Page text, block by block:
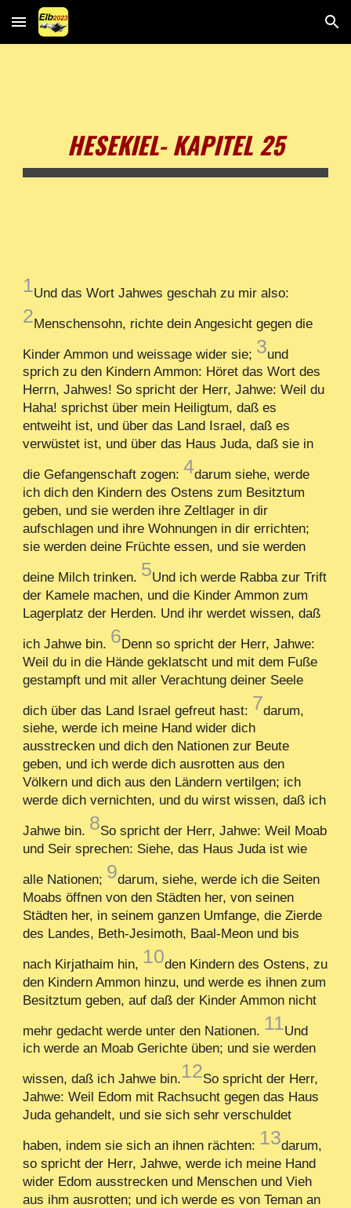
Skip to main content Skip to navigation
HESEKIEL- KAPITEL 25
1Und das Wort Jahwes geschah zu mir also:
2Menschensohn, richte dein Angesicht gegen die
Kinder Ammon und weissage wider sie; 3und
sprich zu den Kindern Ammon: Höret das Wort des
Herrn, Jahwes! So spricht der Herr, Jahwe: Weil du
Haha! sprichst über mein Heiligtum, daß es
entweiht ist, und über das Land Israel, daß es
verwüstet ist, und über das Haus Juda, daß sie in
die Gefangenschaft zogen:4darum siehe, werde
ich dich den Kindern des Ostens zum Besitztum
geben, und sie werden ihre Zeltlager in dir
aufschlagen und ihre Wohnungen in dir errichten;
sie werden deine Früchte essen, und sie werden
deine Milch trinken. 5Und ich werde Rabba zur Trift
der Kamele machen, und die Kinder Ammon zum
Lagerplatz der Herden. Und ihr werdet wissen, daß
ich Jahwe bin. 6Denn so spricht der Herr, Jahwe:
Weil du in die Hände geklatscht und mit dem Fuße
gestampft und mit aller Verachtung deiner Seele
dich über das Land Israel gefreut hast: 7darum,
siehe, werde ich meine Hand wider dich
ausstrecken und dich den Nationen zur Beute
geben, und ich werde dich ausrotten aus den
Völkern und dich aus den Ländern vertilgen; ich
werde dich vernichten, und du wirst wissen, daß ich
Jahwe bin. 8So spricht der Herr, Jahwe: Weil Moab
und Seir sprechen: Siehe, das Haus Juda ist wie
alle Nationen; 9darum, siehe, werde ich die Seiten
Moabs öffnen von den Städten her, von seinen
Städten her, in seinem ganzen Umfange, die Zierde
des Landes, Beth-Jesimoth, Baal-Meon und bis
nach Kirjathaim hin, 10den Kindern des Ostens, zu
den Kindern Ammon hinzu, und werde es ihnen zum
Besitztum geben, auf daß der Kinder Ammon nicht
mehr gedacht werde unter den Nationen. 11Und
ich werde an Moab Gerichte üben; und sie werden
wissen, daß ich Jahwe bin.12So spricht der Herr,
Jahwe: Weil Edom mit Rachsucht gegen das Haus
Juda gehandelt, und sie sich sehr verschuldet
haben, indem sie sich an ihnen rächten: 13darum,
so spricht der Herr, Jahwe, werde ich meine Hand
wider Edom ausstrecken und Menschen und Vieh
aus ihm ausrotten; und ich werde es von Teman an